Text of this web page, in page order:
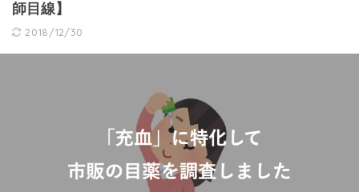
師目線】
2018/12/30